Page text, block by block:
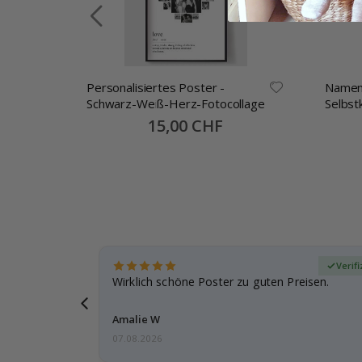
Personalisiertes Poster -
Schwarz-Weiß-Herz-Fotocollage
Special
Price
15,00 CHF
Wirklich schöne Poster zu guten Preisen.
Amalie W
07.08.2026